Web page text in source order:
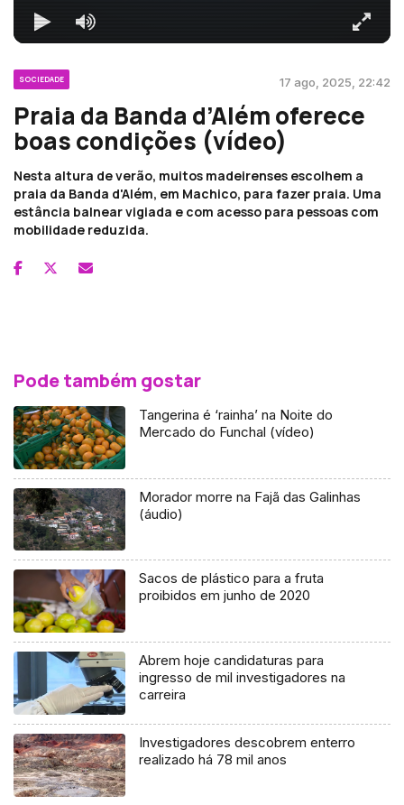
SOCIEDADE 17 ago, 2025, 22:42
Praia da Banda d’Além oferece
boas condições (vídeo)
Nesta altura de verão, muitos madeirenses escolhem a
praia da Banda d'Além, em Machico, para fazer praia. Uma
estância balnear vigiada e com acesso para pessoas com
mobilidade reduzida.
Pode também gostar
Tangerina é ‘rainha’ na Noite do
Mercado do Funchal (vídeo)
Morador morre na Fajã das Galinhas
(áudio)
Sacos de plástico para a fruta
proibidos em junho de 2020
Abrem hoje candidaturas para
ingresso de mil investigadores na
carreira
Investigadores descobrem enterro
realizado há 78 mil anos